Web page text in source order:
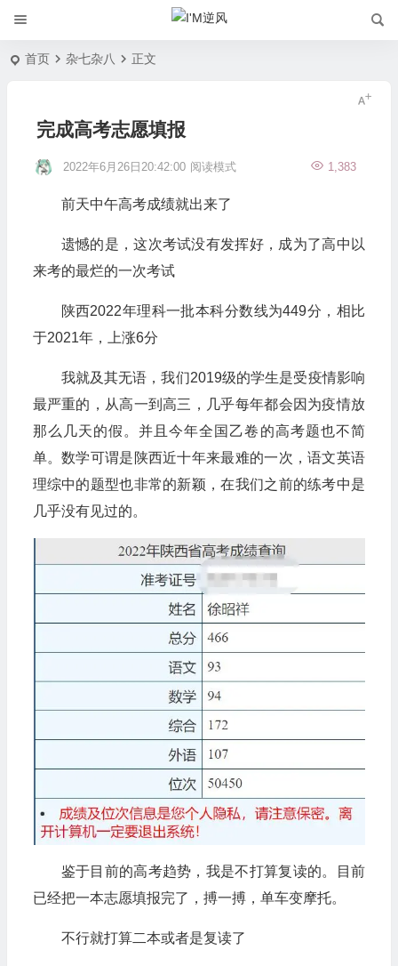
首页 杂七杂八 正文
完成高考志愿填报
2022年6月26日20:42:00 1,383
阅读模式
前天中午高考成绩就出来了
遗憾的是，这次考试没有发挥好，成为了高中以
来考的最烂的一次考试
陕西2022年理科一批本科分数线为449分，相比
于2021年，上涨6分
我就及其无语，我们2019级的学生是受疫情影响
最严重的，从高一到高三，几乎每年都会因为疫情放
那么几天的假。并且今年全国乙卷的高考题也不简
单。数学可谓是陕西近十年来最难的一次，语文英语
理综中的题型也非常的新颖，在我们之前的练考中是
几乎没有见过的。
鉴于目前的高考趋势，我是不打算复读的。目前
已经把一本志愿填报完了，搏一搏，单车变摩托。
不行就打算二本或者是复读了